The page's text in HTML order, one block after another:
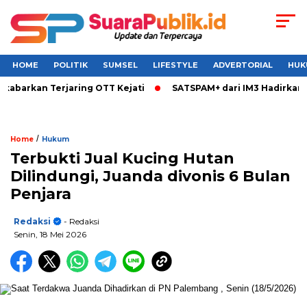
HOME POLITIK SUMSEL LIFESTYLE ADVERTORIAL
Terjaring OTT Kejati SATSPAM+ dari IM3 Hadirkan
Home / Hukum
Terbukti Jual Kucing Hutan
Dilindungi, Juanda divonis 6 Bulan
Penjara
Redaksi
- Redaksi
Senin, 18 Mei 2026